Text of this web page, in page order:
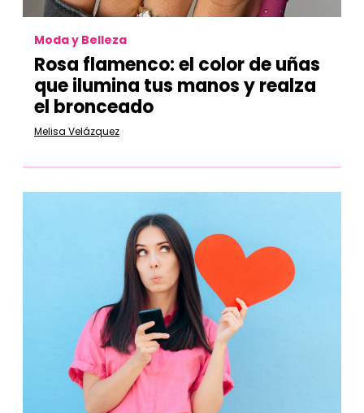
Moda y Belleza
Rosa flamenco: el color de uñas
que ilumina tus manos y realza
el bronceado
Melisa Velázquez